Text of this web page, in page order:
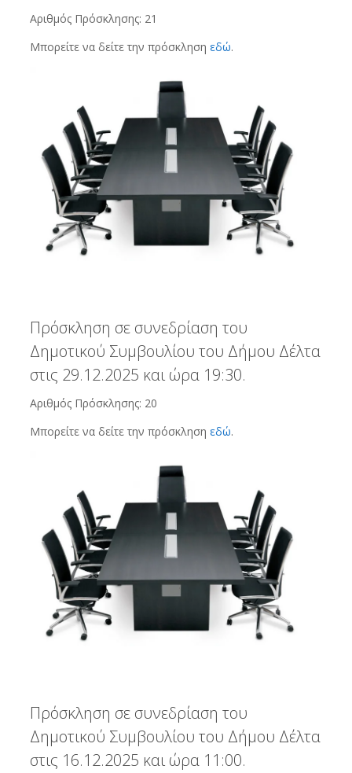
Αριθμός Πρόσκλησης: 21
Μπορείτε να δείτε την πρόσκληση εδώ.
Πρόσκληση σε συνεδρίαση του
Δημοτικού Συμβουλίου του Δήμου Δέλτα
στις 29.12.2025 και ώρα 19:30.
Αριθμός Πρόσκλησης: 20
Μπορείτε να δείτε την πρόσκληση εδώ.
Πρόσκληση σε συνεδρίαση του
Δημοτικού Συμβουλίου του Δήμου Δέλτα
στις 16.12.2025 και ώρα 11:00.